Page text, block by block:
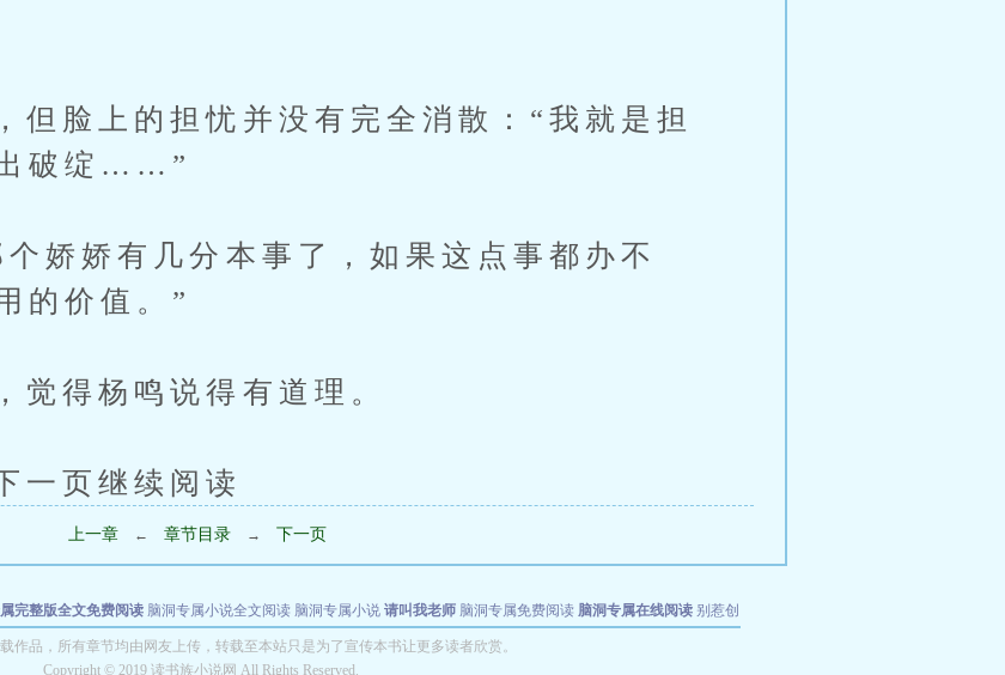
上的担忧并没有完全消散：“我就是担
破绽……”
娇有几分本事了，如果这点事都办不
的价值。”
杨鸣说得有道理。
页继续阅读
上一章 ← 章节目录 → 下一页
完整版全文免费阅读 脑洞专属小说全文阅读 脑洞专属小说 请叫我老师 脑洞专属免费阅读 脑洞专属在线阅读 别惹创
世者 穿书第一天就结婚小说全文阅读
作品，所有章节均由网友上传，转载至本站只是为了宣传本书让更多读者欣赏。
Copyright © 2019 读书族小说网 All Rights Reserved.